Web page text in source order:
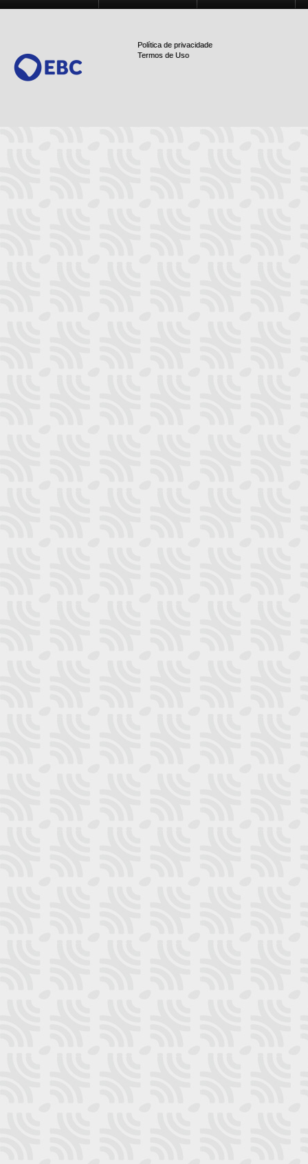
Política de privacidade
Termos de Uso